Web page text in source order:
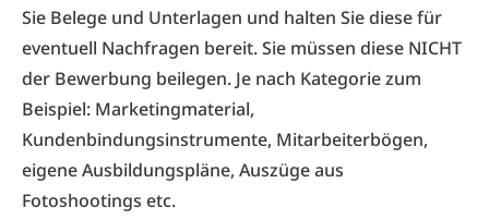
Sie Belege und Unterlagen und halten Sie diese für
eventuell Nachfragen bereit. Sie müssen diese NICHT
der Bewerbung beilegen. Je nach Kategorie zum
Beispiel: Marketingmaterial,
Kundenbindungsinstrumente, Mitarbeiterbögen,
eigene Ausbildungspläne, Auszüge aus
Fotoshootings etc.